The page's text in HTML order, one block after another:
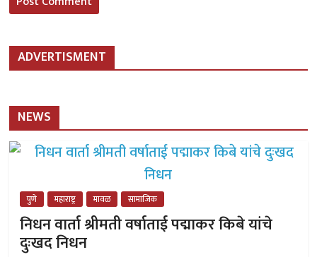
ADVERTISMENT
NEWS
पुणे महाराष्ट्र मावळ सामाजिक
निधन वार्ता श्रीमती वर्षाताई पद्माकर किबे यांचे
दुःखद निधन